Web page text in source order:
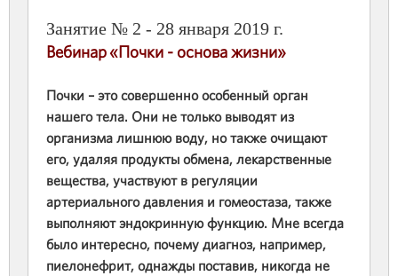
Занятие № 2 - 28 января 2019 г.
Вебинар «Почки - основа жизни»
Почки – это совершенно особенный орган
нашего тела. Они не только выводят из
организма лишнюю воду, но также очищают
его, удаляя продукты обмена, лекарственные
вещества, участвуют в регуляции
артериального давления и гомеостаза, также
выполняют эндокринную функцию. Мне всегда
было интересно, почему диагноз, например,
пиелонефрит, однажды поставив, никогда не